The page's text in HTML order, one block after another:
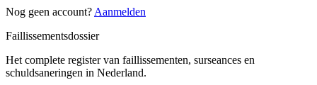
Nog geen account? Aanmelden
Faillissementsdossier
Het complete register van faillissementen, surseances en
schuldsaneringen in Nederland.